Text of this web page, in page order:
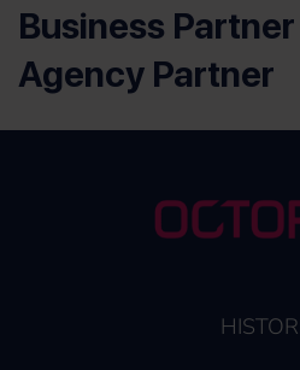
Business
Agency Partner